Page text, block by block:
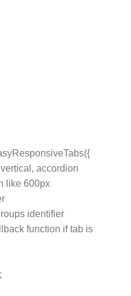
vertical, accordion
like 600px
identifier
function if tab is